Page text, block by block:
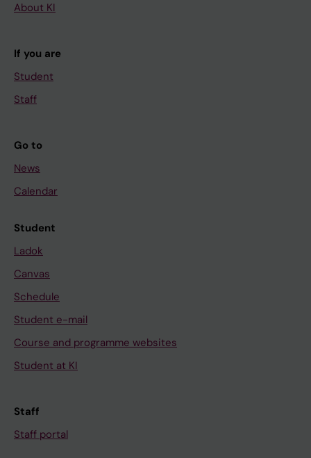
About KI
If you are
Student
Staff
Go to
News
Calendar
Student
Ladok
Canvas
Schedule
Student e-mail
Course and programme websites
Student at KI
Staff
Staff portal